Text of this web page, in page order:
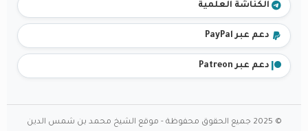
الكناشة العلمية
دعم عبر PayPal
دعم عبر Patreon
© 2025 جميع الحقوق محفوظة - موقع الشيخ محمد بن شمس الدين